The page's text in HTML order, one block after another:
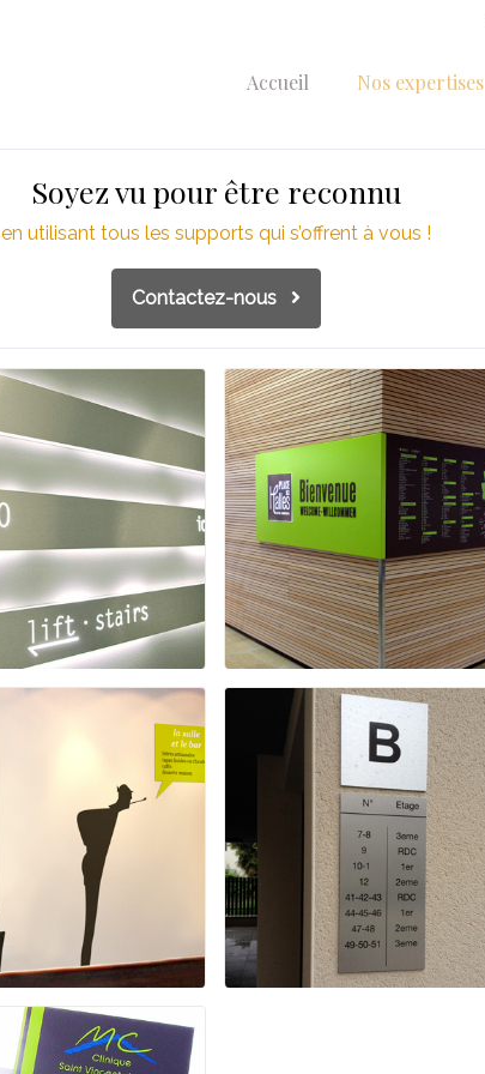
Accueil Nos expertises
Soyez vu pour être reconnu
en utilisant tous les supports qui s’offrent à vous !
Contactez-nous